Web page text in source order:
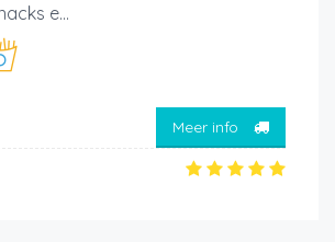
e...
Meer info